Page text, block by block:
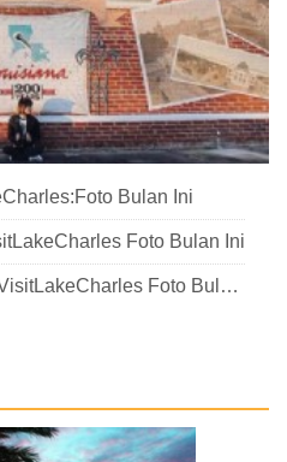
Bulan Ini
Foto Bulan Ini
Dongeng Dari Rawa:#VisitLakeCharles Foto Bulan Ini